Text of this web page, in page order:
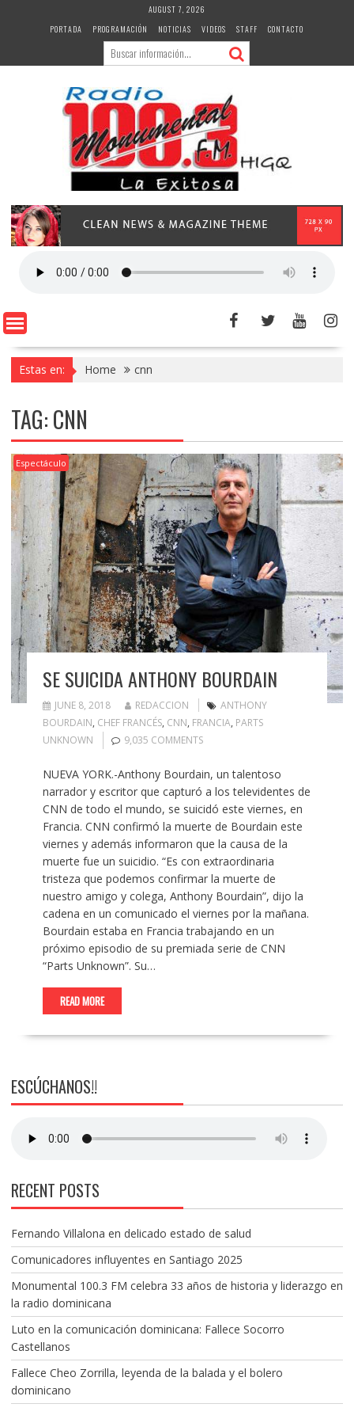
AUGUST 7, 2026
PORTADA
PROGRAMACIÓN NOTICIAS VIDEOS STAFF CONTACTO
Estas en: Home cnn
TAG:CNN
Espectáculo
SE SUICIDA ANTHONY BOURDAIN
JUNE 8, 2018 REDACCION
ANTHONY
BOURDAIN, CHEF FRANCÉS, CNN, FRANCIA, PARTS
UNKNOWN
9,035 COMMENTS
NUEVA YORK.-Anthony Bourdain, un talentoso
narrador y escritor que capturó a los televidentes de
CNN de todo el mundo, se suicidó este viernes, en
Francia. CNN confirmó la muerte de Bourdain este
viernes y además informaron que la causa de la
muerte fue un suicidio. “Es con extraordinaria
tristeza que podemos confirmar la muerte de
nuestro amigo y colega, Anthony Bourdain”, dijo la
cadena en un comunicado el viernes por la mañana.
Bourdain estaba en Francia trabajando en un
próximo episodio de su premiada serie de CNN
“Parts Unknown”. Su…
READ MORE
ESCÚCHANOS!!
RECENT POSTS
Fernando Villalona en delicado estado de salud
Comunicadores influyentes en Santiago 2025
Monumental 100.3 FM celebra 33 años de historia y liderazgo en
la radio dominicana
Luto en la comunicación dominicana: Fallece Socorro
Castellanos
Fallece Cheo Zorrilla, leyenda de la balada y el bolero
dominicano